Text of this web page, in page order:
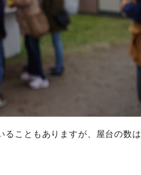
ることもありますが、屋台の数は